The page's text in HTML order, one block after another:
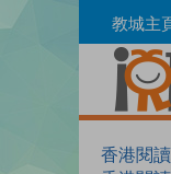
to
教城主
香港閱